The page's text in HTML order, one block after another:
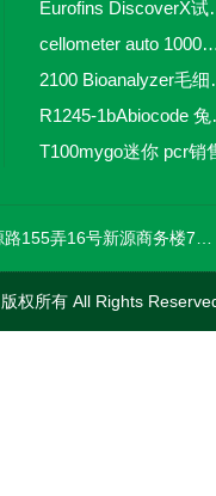
cellometer auto 1000全自
2100
T100mygo迷你 pcr销
权所有 All Rights